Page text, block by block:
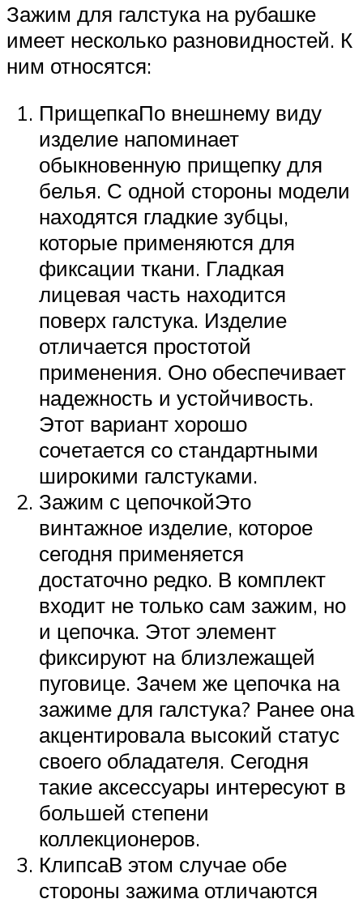
Зажим для галстука на рубашке
имеет несколько разновидностей. К
ним относятся:
ПрищепкаПо внешнему виду
изделие напоминает
обыкновенную прищепку для
белья. С одной стороны модели
находятся гладкие зубцы,
которые применяются для
фиксации ткани. Гладкая
лицевая часть находится
поверх галстука. Изделие
отличается простотой
применения. Оно обеспечивает
надежность и устойчивость.
Этот вариант хорошо
сочетается со стандартными
широкими галстуками.
Зажим с цепочкойЭто
винтажное изделие, которое
сегодня применяется
достаточно редко. В комплект
входит не только сам зажим, но
и цепочка. Этот элемент
фиксируют на близлежащей
пуговице. Зачем же цепочка на
зажиме для галстука? Ранее она
акцентировала высокий статус
своего обладателя. Сегодня
такие аксессуары интересуют в
большей степени
коллекционеров.
КлипсаВ этом случае обе
стороны зажима отличаются